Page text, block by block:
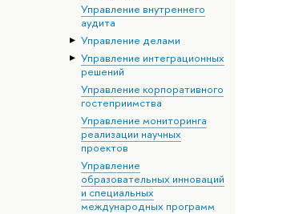
Управление внутреннего
аудита
Управление делами
Управление интеграционных
решений
Управление корпоративного
гостеприимства
Управление мониторинга
реализации научных
проектов
Управление
образовательных инноваций
и специальных
международных программ